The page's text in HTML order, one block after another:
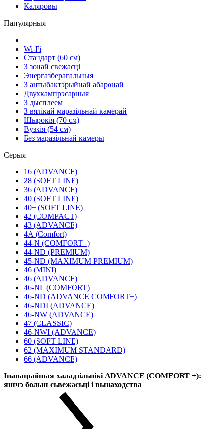
Каляровы
Папулярныя
Wi-Fi
Стандарт (60 см)
З зонай свежасці
Энергазберагальныя
З антыбактэрыйнай абаронай
Двухкампрэсарныя
З дысплеем
З вялікай маразільнай камерай
Шырокія (70 см)
Вузкія (54 см)
Без маразільнай камеры
Серыя
16 (ADVANCE)
28 (SOFT LINE)
36 (ADVANCE)
40 (SOFT LINE)
40+ (SOFT LINE)
42 (COMPACT)
43 (ADVANCE)
4А (Comfort)
44-N (COMFORT+)
44-ND (PREMIUM)
45-ND (MAXIMUM PREMIUM)
46 (MINI)
46 (ADVANCE)
46-NL (COMFORT)
46-ND (ADVANCE COMFORT+)
46-NDI (ADVANCE)
46-NW (ADVANCE)
47 (CLASSIC)
46-NWI (ADVANCE)
60 (SOFT LINE)
62 (MAXIMUM STANDARD)
66 (ADVANCE)
Інавацыйныя халадзільнікі ADVANCE (COMFORT +):
яшчэ больш сьвежасьці і вынаходства